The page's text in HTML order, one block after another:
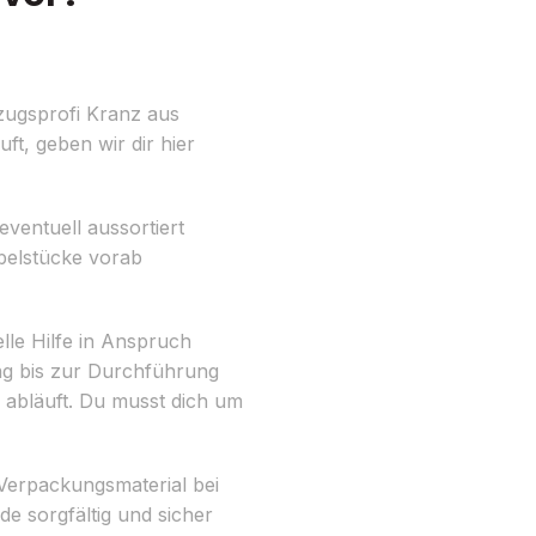
Kranz aus
geben wir dir hier
aussortiert
vorab
Hilfe in Anspruch
bis zur Durchführung
Du musst dich um
bei
sorgfältig und sicher